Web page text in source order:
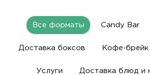
Все форматы Candy Bar
Доставка боксов Кофе-брейк
Услуги Доставка блюд и